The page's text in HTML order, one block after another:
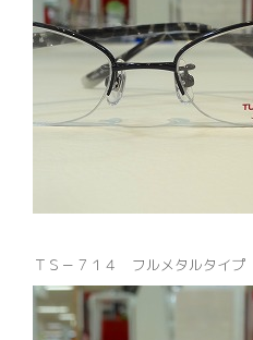
ＴＳ－７１４ フルメタルタイプ